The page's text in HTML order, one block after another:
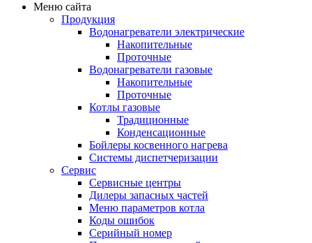
Меню сайта
Продукция
Водонагреватели электрические
Накопительные
Проточные
Водонагреватели газовые
Накопительные
Проточные
Котлы газовые
Традиционные
Конденсационные
Бойлеры косвенного нагрева
Системы диспетчеризации
Сервис
Сервисные центры
Дилеры запасных частей
Меню параметров котла
Коды ошибок
Серийный номер